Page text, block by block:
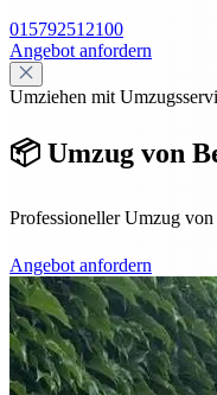
015792512100
Angebot anfordern
Umziehen mit
📦 Umzug von
Professioneller Umzug
Angebot anfordern